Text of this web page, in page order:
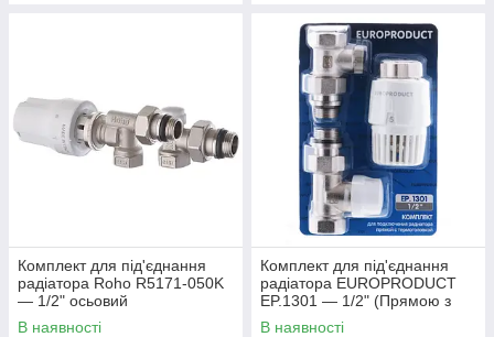
Комплект для під'єднання
радіатора Roho R5171-050K
— 1/2" осьовий
(антипротечка) (RO0121)
В наявності
Комплект для під'єднання
радіатора EUROPRODUCT
EP.1301 — 1/2" (Прямою з
термоголовкою) (EP6017)
В наявності